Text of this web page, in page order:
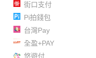
街口支付
Pi拍錢包
台灣Pay
全盈+PAY
悠遊付